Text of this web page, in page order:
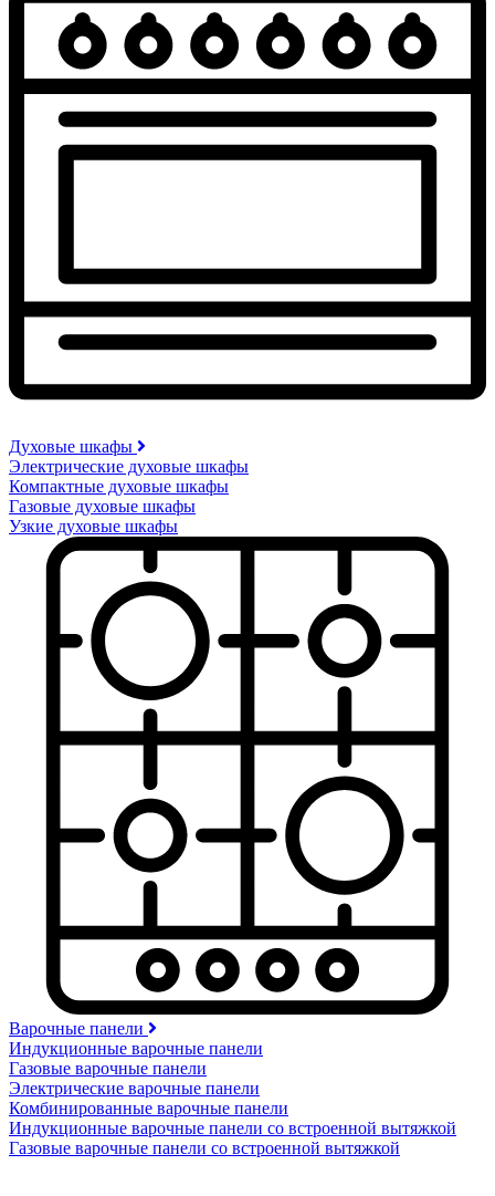
Духовые шкафы
Электрические духовые шкафы
Компактные духовые шкафы
Газовые духовые шкафы
Узкие духовые шкафы
Варочные панели
Индукционные варочные панели
Газовые варочные панели
Электрические варочные панели
Комбинированные варочные панели
Индукционные варочные панели со встроенной вытяжкой
Газовые варочные панели со встроенной вытяжкой